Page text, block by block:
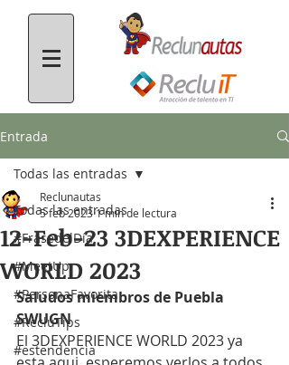
Entrada
Todas las entradas
#FrasedelDía
#MeetUp
#PersonaFavorita
#RecluTips
#estendencia
Todas las entradas
12-Feb-23 3DEXPERIENCE
WORLD 2023
Reclunautas
5 feb 20231 min de lectura
Saludos miembros de Puebla
SWUGN
El 3DEXPERIENCE WORLD 2023 ya